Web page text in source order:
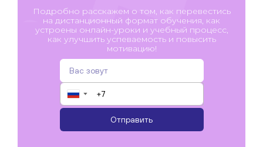
Подробно расскажем о том, как перевестись
на дистанционный формат обучения, как
устроены онлайн-уроки и учебный процесс,
как улучшить успеваемость и повысить
мотивацию!
▼
Отправить